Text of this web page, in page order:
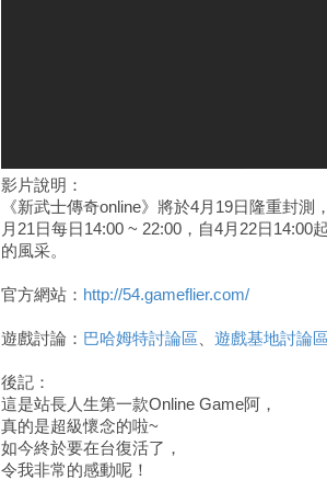
影片說明：
《新武士傳奇online》將於4月19日隆重封
月21日每日14:00 ~ 22:00，自4月22日
的風采。
官方網站： http://54.gameflier.com/
遊戲討論： 巴哈姆特討論區 遊戲基地討論
後記：
這是站長人生第一款Online Game阿，
真的是超級懷念的啦~
如今終於要在台復活了，
令我非常的感動呢！